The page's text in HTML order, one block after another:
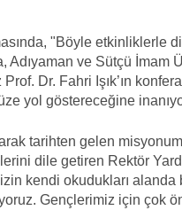
"Böyle etkinliklerle
Adıyaman ve Sütçü İmam
Prof. Dr. Fahri Işık’ın
yol göstereceğine
tarihten gelen
dile getiren Rektör
kendi okudukları
Gençlerimiz için çok